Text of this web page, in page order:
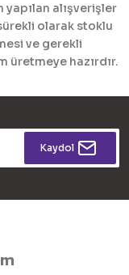
alışverişler
olarak stoklu
ve gerekli
üretmeye hazırdır.
Kaydol